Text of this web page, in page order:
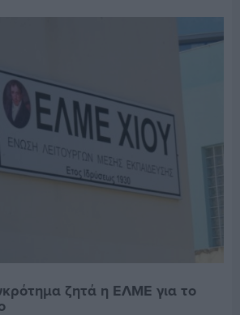
ζητά η ΕΛΜΕ για το